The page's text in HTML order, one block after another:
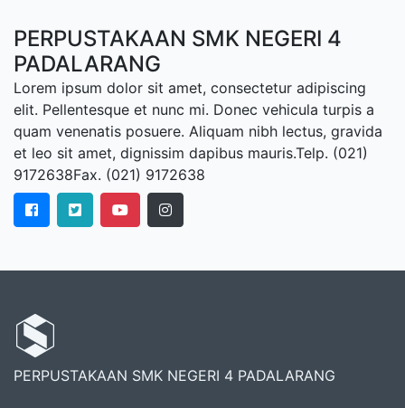
PERPUSTAKAAN SMK NEGERI 4
PADALARANG
Lorem ipsum dolor sit amet, consectetur adipiscing
elit. Pellentesque et nunc mi. Donec vehicula turpis a
quam venenatis posuere. Aliquam nibh lectus, gravida
et leo sit amet, dignissim dapibus mauris.Telp. (021)
9172638Fax. (021) 9172638
PERPUSTAKAAN SMK NEGERI 4 PADALARANG